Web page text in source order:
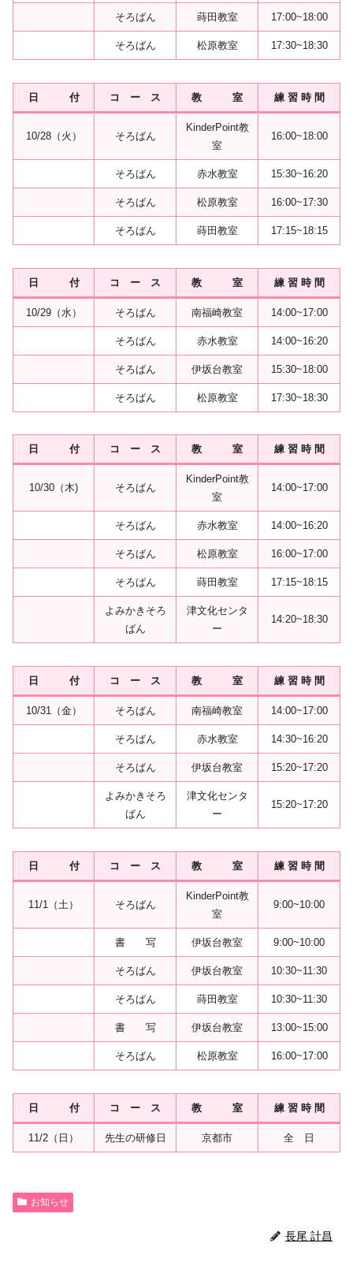
そろばん 蒔田教室 17:00~18:00
そろばん 松原教室 17:30~18:30
日 付 コ ー ス 教 室 練 習 時 間
10/28（火） そろばん
KinderPoint教
室
16:00~18:00
そろばん 赤水教室 15:30~16:20
そろばん 松原教室 16:00~17:30
そろばん 蒔田教室 17:15~18:15
日 付 コ ー ス 教 室 練 習 時 間
10/29（水） そろばん 南福崎教室 14:00~17:00
そろばん 赤水教室 14:00~16:20
そろばん 伊坂台教室 15:30~18:00
そろばん 松原教室 17:30~18:30
日 付 コ ー ス 教 室 練 習 時 間
10/30（木) そろばん
KinderPoint教
室
14:00~17:00
そろばん 赤水教室 14:00~16:20
そろばん 松原教室 16:00~17:00
そろばん 蒔田教室 17:15~18:15
よみかきそろ
ばん
津文化センタ
ー
14:20~18:30
日 付 コ ー ス 教 室 練 習 時 間
10/31（金） そろばん 南福崎教室 14:00~17:00
そろばん 赤水教室 14:30~16:20
そろばん 伊坂台教室 15:20~17:20
よみかきそろ
ばん
津文化センタ
ー
15:20~17:20
日 付 コ ー ス 教 室 練 習 時 間
11/1（土） そろばん
KinderPoint教
室
9:00~10:00
書 写 伊坂台教室 9:00~10:00
そろばん 伊坂台教室 10:30~11:30
そろばん 蒔田教室 10:30~11:30
書 写 伊坂台教室 13:00~15:00
そろばん 松原教室 16:00~17:00
日 付 コ ー ス 教 室 練 習 時 間
11/2（日） 先生の研修日 京都市 全 日
お知らせ
長尾 計昌